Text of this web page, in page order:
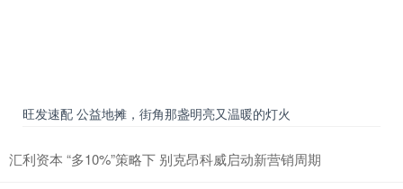
旺发速配 公益地摊，街角那盏明亮又温暖的灯火
汇利资本 “多10%”策略下 别克昂科威启动新营销周期